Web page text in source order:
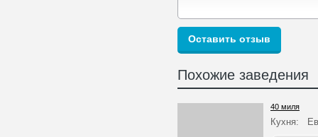
Похожие заведения
40 миля
Кухня: